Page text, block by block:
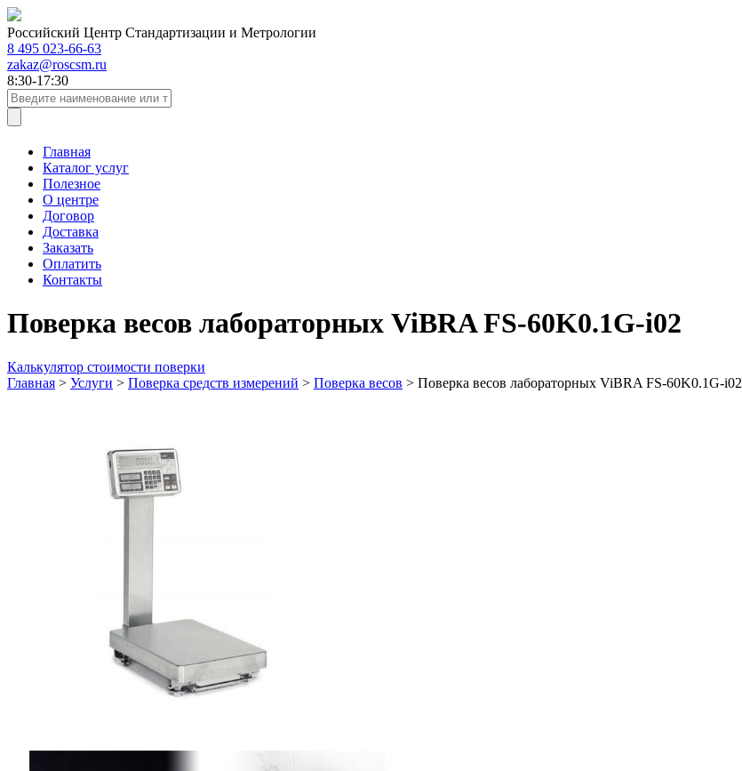
Российский Центр Стандартизации и Метрологии
8 495 023-66-63
zakaz@roscsm.ru
8:30-17:30
Главная
Каталог услуг
Полезное
О центре
Договор
Доставка
Заказать
Оплатить
Контакты
Поверка весов лабораторных ViBRA FS-60K0.1G-i02
Калькулятор стоимости поверки
Главная > Услуги > Поверка средств измерений > Поверка весов > Поверка весов лабораторных ViBRA FS-60K0.1G-i02